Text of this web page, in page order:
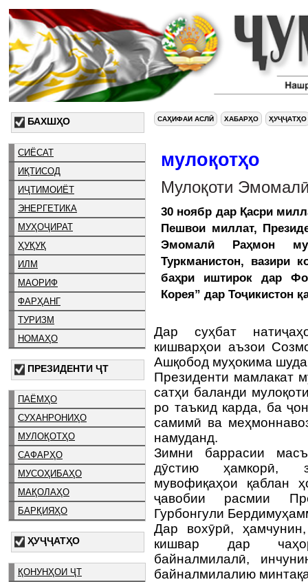
БАХШҲО
СИЁСАТ
ИҚТИСОД
ИҶТИМОИЁТ
ЭНЕРГЕТИКА
МУҲОҶИРАТ
ҲУҚУҚ
ИЛМ
МАОРИФ
ФАРҲАНГ
ТУРИЗМ
НОМАҲО
ПРЕЗИДЕНТИ ҶТ
ПАЁМҲО
СУХАНРОНИҲО
МУЛОҚОТҲО
САФАРҲО
МУСОҲИБАҲО
МАҚОЛАҲО
БАРҚИЯҲО
ҲУҶҶАТҲО
ҚОНУНҲОИ ҶТ
САҲИФАИ АСЛӢ ХАБАРҲО ҲУҶҶАТҲО
мулоқотҳо
Мулоқоти
30 ноябр дар Қасри
Пешвои миллат,
Эмомалӣ Раҳмон
Туркманистон, вазири
баҳри иштирок дар
Корея” дар Тоҷикистон
Дар суҳбат
кишварҳои аъзои
Ашқобод муҳокима
Президенти мамлакат
сатҳи баланди
ро таъкид карда, ба
самимӣ ва
намуданд.
Зимни баррасии
дӯстию ҳамкорӣ,
мувофиқаҳои қаблан
ҷавобии расмии
Гурбонгули
Дар вохӯрӣ,
кишвар дар
байналмилалӣ,
байналмилалию